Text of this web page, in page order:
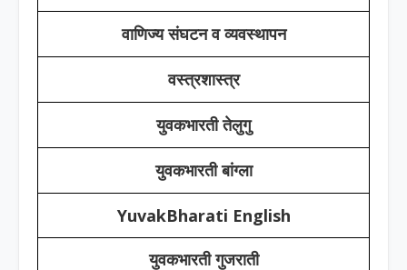
वाणिज्य संघटन व व्यवस्थापन
वस्त्रशास्त्र
युवकभारती तेलुगु
युवकभारती बांग्ला
YuvakBharati English
युवकभारती गुजराती